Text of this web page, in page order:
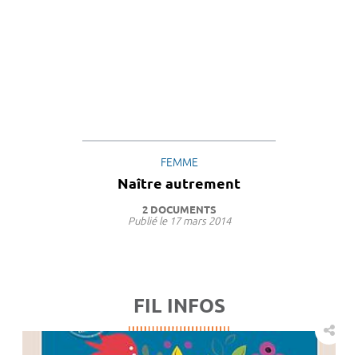
FEMME
Naître autrement
2 DOCUMENTS
Publié le 17 mars 2014
FIL INFOS